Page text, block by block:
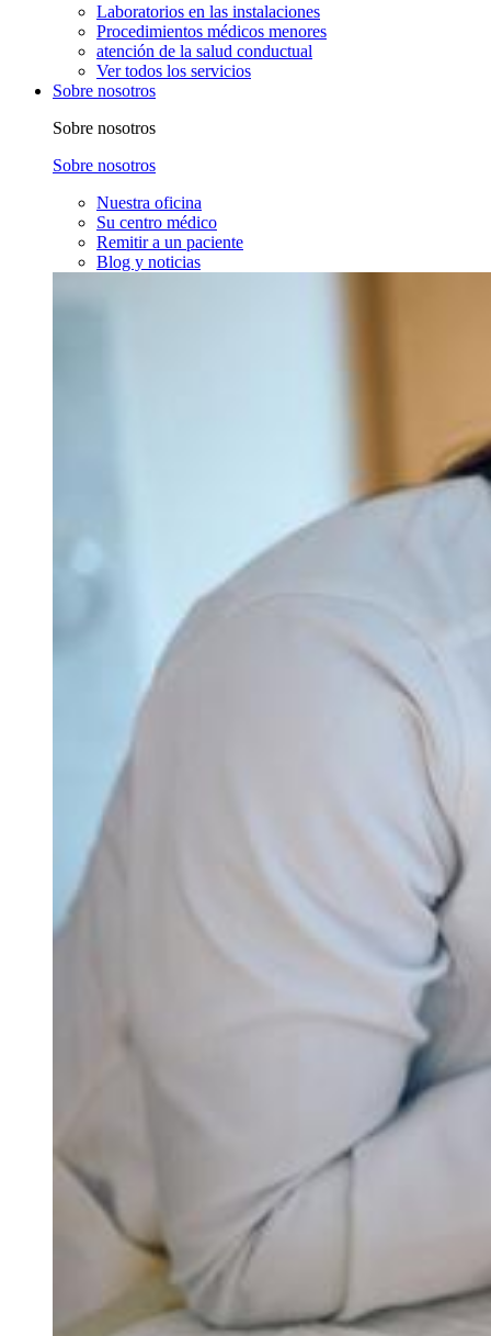
Laboratorios en las instalaciones
Procedimientos médicos menores
atención de la salud conductual
Ver todos los servicios
Sobre nosotros
Sobre nosotros
Sobre nosotros
Nuestra oficina
Su centro médico
Remitir a un paciente
Blog y noticias